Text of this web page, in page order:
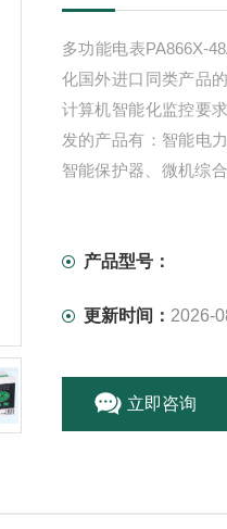
多功能电表PA866X-
化国外进口同类产品
计算机智能化监控要
发的产品有：智能电
智能保护器、微机综
产品型号：
更新时间： 2026-
立即咨询